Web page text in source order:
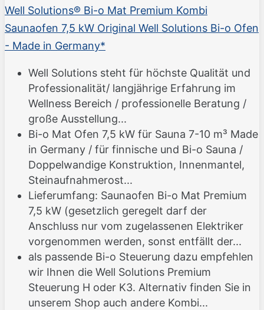
Well Solutions® Bi-o Mat Premium Kombi
Saunaofen 7,5 kW Original Well Solutions Bi-o Ofen
- Made in Germany*
Well Solutions steht für höchste Qualität und
Professionalität/ langjährige Erfahrung im
Wellness Bereich / professionelle Beratung /
große Ausstellung...
Bi-o Mat Ofen 7,5 kW für Sauna 7-10 m³ Made
in Germany / für finnische und Bi-o Sauna /
Doppelwandige Konstruktion, Innenmantel,
Steinaufnahmerost...
Lieferumfang: Saunaofen Bi-o Mat Premium
7,5 kW (gesetzlich geregelt darf der
Anschluss nur vom zugelassenen Elektriker
vorgenommen werden, sonst entfällt der...
als passende Bi-o Steuerung dazu empfehlen
wir Ihnen die Well Solutions Premium
Steuerung H oder K3. Alternativ finden Sie in
unserem Shop auch andere Kombi...